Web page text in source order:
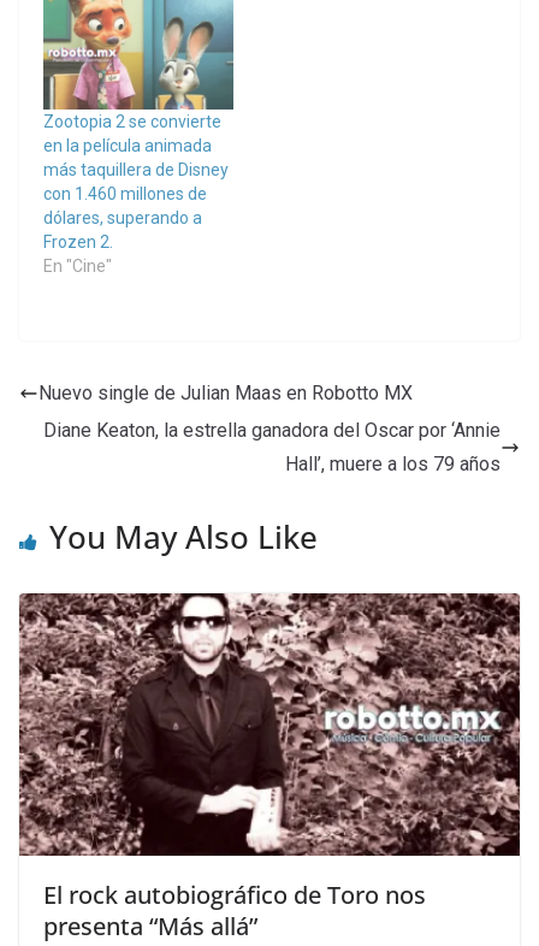
Zootopia 2 se convierte
en la película animada
más taquillera de Disney
con 1.460 millones de
dólares, superando a
Frozen 2.
En "Cine"
Nuevo single de Julian Maas en Robotto MX
Diane Keaton, la estrella ganadora del Oscar por ‘Annie
Hall’, muere a los 79 años
You May Also Like
El rock autobiográfico de Toro nos
presenta “Más allá”